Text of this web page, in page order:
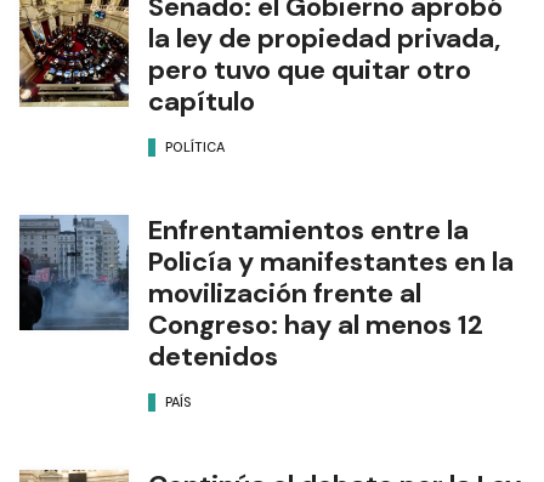
Senado: el Gobierno aprobó
la ley de propiedad privada,
pero tuvo que quitar otro
capítulo
POLÍTICA
Enfrentamientos entre la
Policía y manifestantes en la
movilización frente al
Congreso: hay al menos 12
detenidos
PAÍS